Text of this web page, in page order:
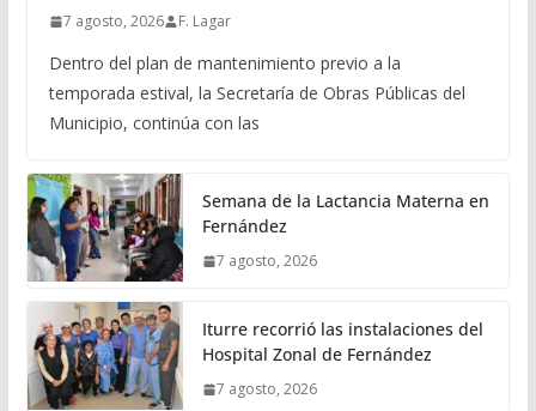
7 agosto, 2026 F. Lagar
Dentro del plan de mantenimiento previo a la
temporada estival, la Secretaría de Obras Públicas del
Municipio, continúa con las
Semana de la Lactancia Materna en
Fernández
7 agosto, 2026
Iturre recorrió las instalaciones del
Hospital Zonal de Fernández
7 agosto, 2026